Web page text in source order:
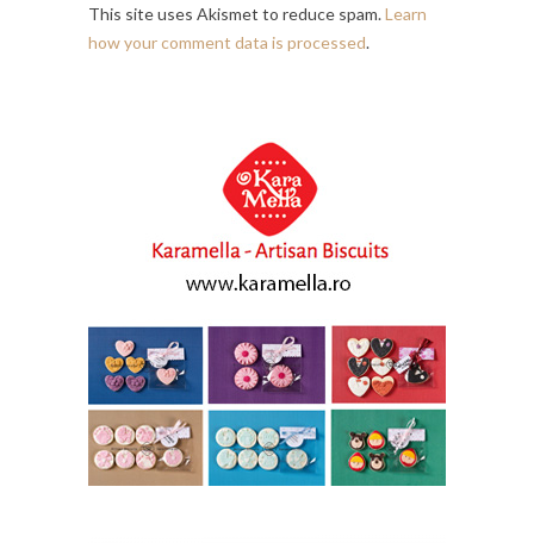
This site uses Akismet to reduce spam.Learn
how your comment data is processed.